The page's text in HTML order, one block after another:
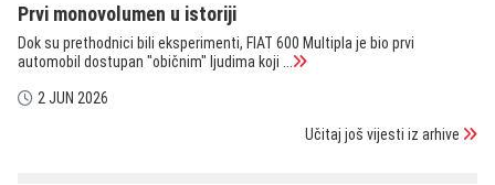
Prvi monovolumen u istoriji
Dok su prethodnici bili eksperimenti, FIAT 600 Multipla je bio prvi
automobil dostupan "običnim" ljudima koji ...
2 JUN 2026
Učitaj još vijesti iz arhive